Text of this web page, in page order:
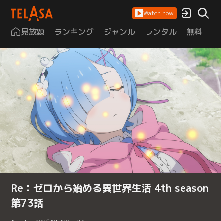
Watch now
見放題 ランキング ジャンル レンタル 無料
Re：ゼロから始める異世界生活 4th season
第73話